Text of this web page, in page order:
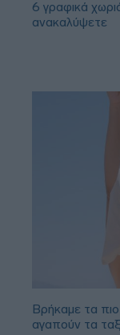
6 γραφικά
ανακαλύψετε
Βρήκαμε τα
αγαπούν τα